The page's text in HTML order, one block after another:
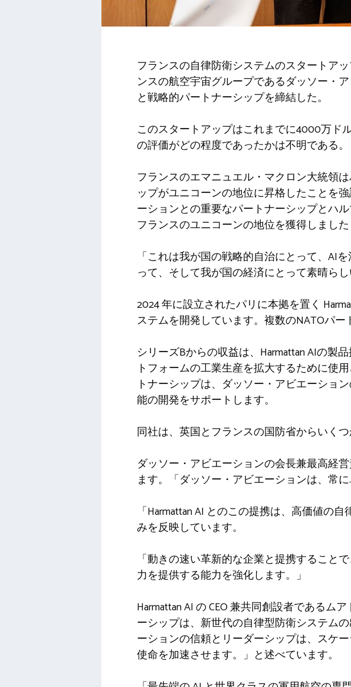
フランスの自律防衛システムのスタートアッ
ンスの航空宇宙グループであるダッソー・
と戦略的パートナーシップを締結した。
このスタートアップはこれまでに4000万ド
の評価がどの程度であったかは不明である。
フランスのエマニュエル・マクロン大統領
ップがユニコーンの地位に昇格したことを
ーションとの重要なパートナーシップとハ
フランスのユニコーンの地位を獲得しました
「これは我が国の戦略的自治にとって、AI
って、そして我が国の経済にとって素晴らし
2024 年に設立されたパリに本拠を置く
ステムを開発しています。複数のNATOパー
シリーズBからの収益は、Harmattan AIの製
トフォームの工業生産を拡大するために使
トナーシップは、ダッソー・アビエーショ
能の開発をサポートします。
同社は、英国とフランスの国防省からいく
ダッソー・アビエーションの会長兼最高経
ます。「ダッソー・アビエーションは、常
「Harmattan AI とのこの提携は、高価値の
みを反映しています。
「動きの速い革新的な企業と提携すること
力を提供する能力を強化します。」
Harmattan AI の CEO 兼共同創設者である
ーシップは、新世代の自律型防衛システム
ーションの信頼とリーダーシップは、スケ
使命を加速させます。」と述べています。